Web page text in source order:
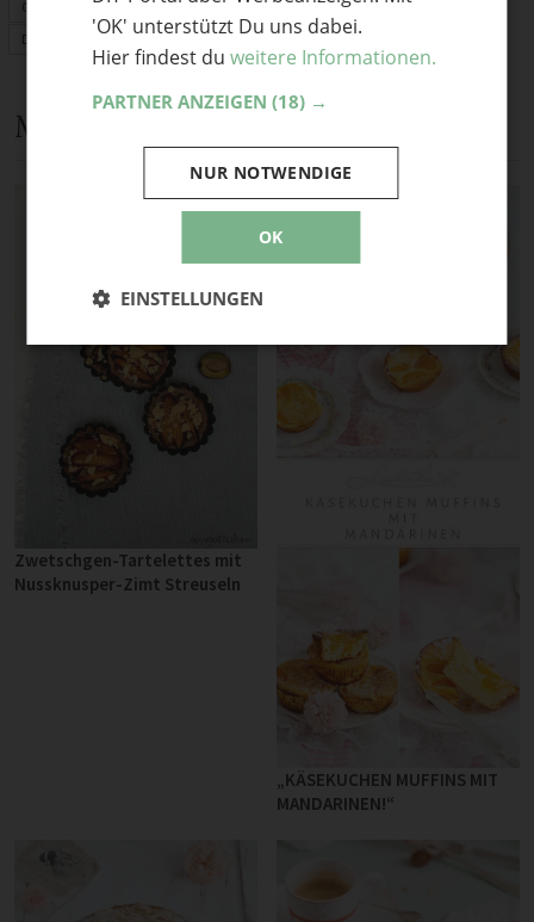
Geschenke
Deko
Mehr Anleitungen und DIY-Ideen
Zwetschgen-Tartelettes mit
Nussknusper-Zimt Streuseln
„KÄSEKUCHEN MUFFINS MIT
MANDARINEN!“
'OK' unterstützt Du uns dabei.
Hier findest du weitere Informationen.
PARTNER ANZEIGEN (18) →
OK
NUR NOTWENDIGE
EINSTELLUNGEN